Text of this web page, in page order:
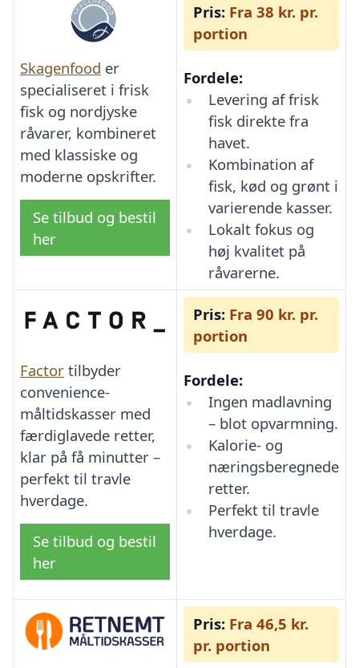
Skagenfood er
specialiseret i frisk
fisk og nordjyske
råvarer, kombineret
med klassiske og
moderne opskrifter.
Se tilbud og bestil
her
Pris: Fra 38 kr. pr.
portion
Fordele:
Levering af frisk
fisk direkte fra
havet.
Kombination af
fisk, kød og grønt i
varierende kasser.
Lokalt fokus og
høj kvalitet på
råvarerne.
Factor tilbyder
convenience-
måltidskasser med
færdiglavede retter,
klar på få minutter –
perfekt til travle
hverdage.
Se tilbud og bestil
her
Pris: Fra 90 kr. pr.
portion
Fordele:
Ingen madlavning
– blot opvarmning.
Kalorie- og
næringsberegnede
retter.
Perfekt til travle
hverdage.
Pris: Fra 46,5 kr.
pr. portion